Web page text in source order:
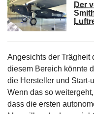
Der
Angesichts der Trägheit
diesem Bereich könnte
die Hersteller und Start-
Wenn das so
dass die ersten